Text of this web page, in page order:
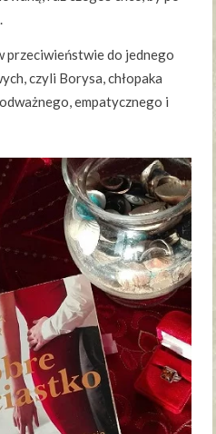
przeciwieństwie do jednego
czyli Borysa, chłopaka
empatycznego i